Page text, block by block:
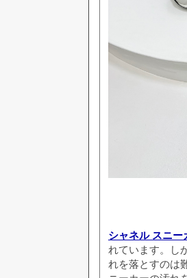
シャネル スニー
れています。し
れを落とすのは